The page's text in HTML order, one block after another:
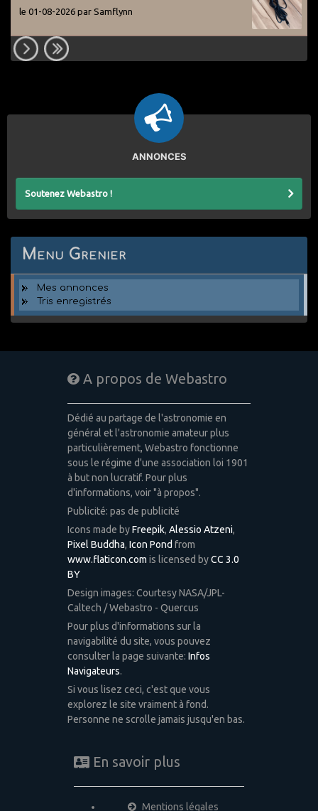
le 01-08-2026 par Samflynn
ANNONCES
Soutenez Webastro !
Menu Grenier
Mes annonces
Tris enregistrés
A propos de Webastro
Dédié au partage de l'astronomie en
général et l'astronomie amateur plus
particulièrement, Webastro fonctionne
sous le régime d'une association loi 1901
à but non lucratif. Pour plus
d'informations, voir "à propos".
Publicité: pas de publicité
Icons made byFreepik, Alessio Atzeni,
Pixel Buddha, Icon Pond from
www.flaticon.com is licensed byCC 3.0
BY
Design images: Courtesy NASA/JPL-
Caltech / Webastro - Quercus
Pour plus d'informations sur la
navigabilité du site, vous pouvez
consulter la page suivante: Infos
Navigateurs.
Si vous lisez ceci, c'est que vous
explorez le site vraiment à fond.
Personne ne scrolle jamais jusqu'en bas.
En savoir plus
Mentions légales